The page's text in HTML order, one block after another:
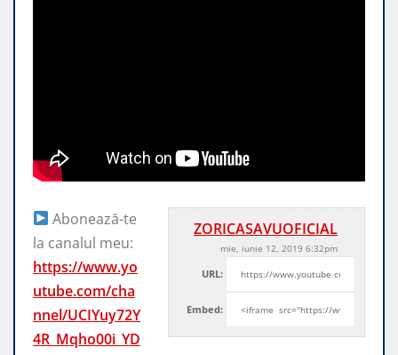
ZORICASAVUOFICIAL
mie, iunie 12, 2019 6:32pm
URL:
Embed:
Abonează-te
la canalul meu:
https://www.yo
utube.com/cha
nnel/UCIYuy72Y
4R_Mqho00i_YD